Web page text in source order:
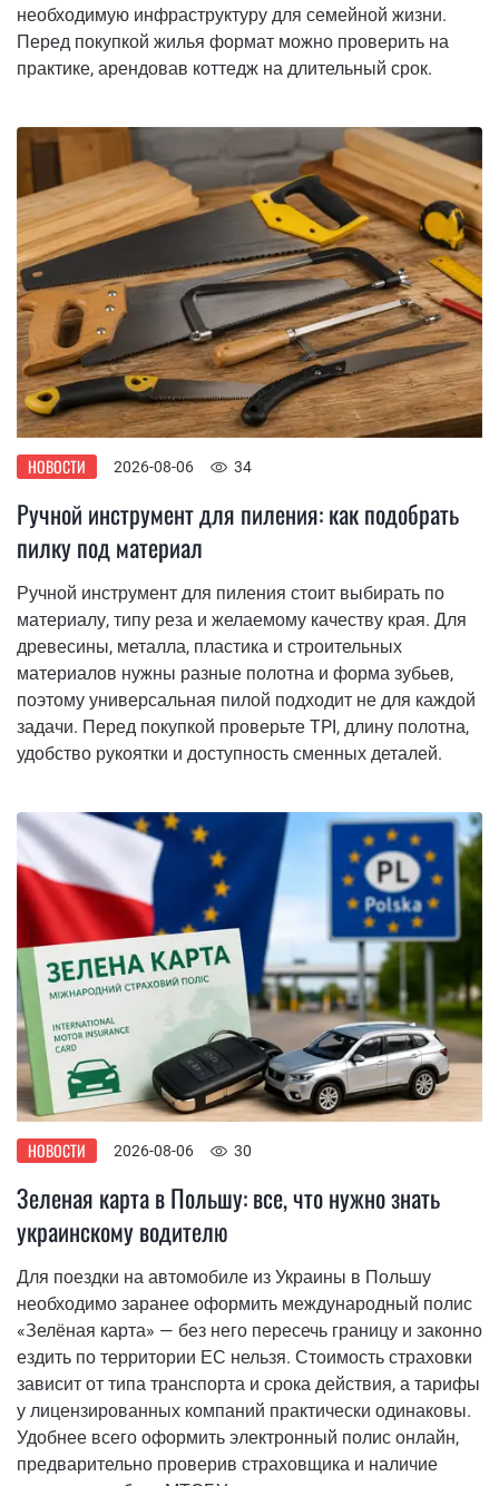
необходимую инфраструктуру для семейной жизни.
Перед покупкой жилья формат можно проверить на
практике, арендовав коттедж на длительный срок.
НОВОСТИ 2026-08-06 34
Ручной инструмент для пиления: как подобрать
пилку под материал
Ручной инструмент для пиления стоит выбирать по
материалу, типу реза и желаемому качеству края. Для
древесины, металла, пластика и строительных
материалов нужны разные полотна и форма зубьев,
поэтому универсальная пилой подходит не для каждой
задачи. Перед покупкой проверьте TPI, длину полотна,
удобство рукоятки и доступность сменных деталей.
НОВОСТИ 2026-08-06 30
Зеленая карта в Польшу: все, что нужно знать
украинскому водителю
Для поездки на автомобиле из Украины в Польшу
необходимо заранее оформить международный полис
«Зелёная карта» — без него пересечь границу и законно
ездить по территории ЕС нельзя. Стоимость страховки
зависит от типа транспорта и срока действия, а тарифы
у лицензированных компаний практически одинаковы.
Удобнее всего оформить электронный полис онлайн,
предварительно проверив страховщика и наличие